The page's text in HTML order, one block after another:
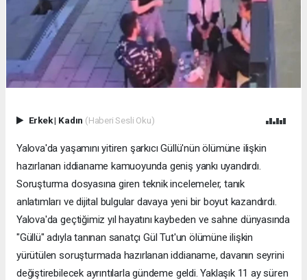
Erkek| Kadın (Haberi Sesli Oku)
Yalova'da yaşamını yitiren şarkıcı Güllü'nün ölümüne ilişkin
hazırlanan iddianame kamuoyunda geniş yankı uyandırdı.
Soruşturma dosyasına giren teknik incelemeler, tanık
anlatımları ve dijital bulgular davaya yeni bir boyut kazandırdı.
Yalova'da geçtiğimiz yıl hayatını kaybeden ve sahne dünyasında
"Güllü" adıyla tanınan sanatçı Gül Tut'un ölümüne ilişkin
yürütülen soruşturmada hazırlanan iddianame, davanın seyrini
değiştirebilecek ayrıntılarla gündeme geldi. Yaklaşık 11 ay süren